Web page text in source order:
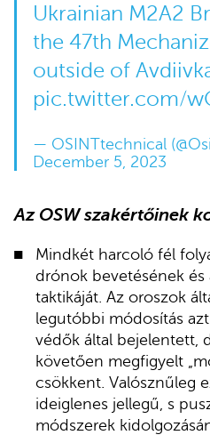
Ukrainian M2A2
the 47th
outside of
pic.twitter.com/
— OSINTtechnical
December 5, 2023
Az OSW szakértőinek
Mindkét harcoló fél
drónok bevetésének és
taktikáját. Az oroszok
legutóbbi módosítás
védők által bejelentett,
követően megfigyelt
csökkent. Valósznűleg
ideiglenes jellegű, s
módszerek